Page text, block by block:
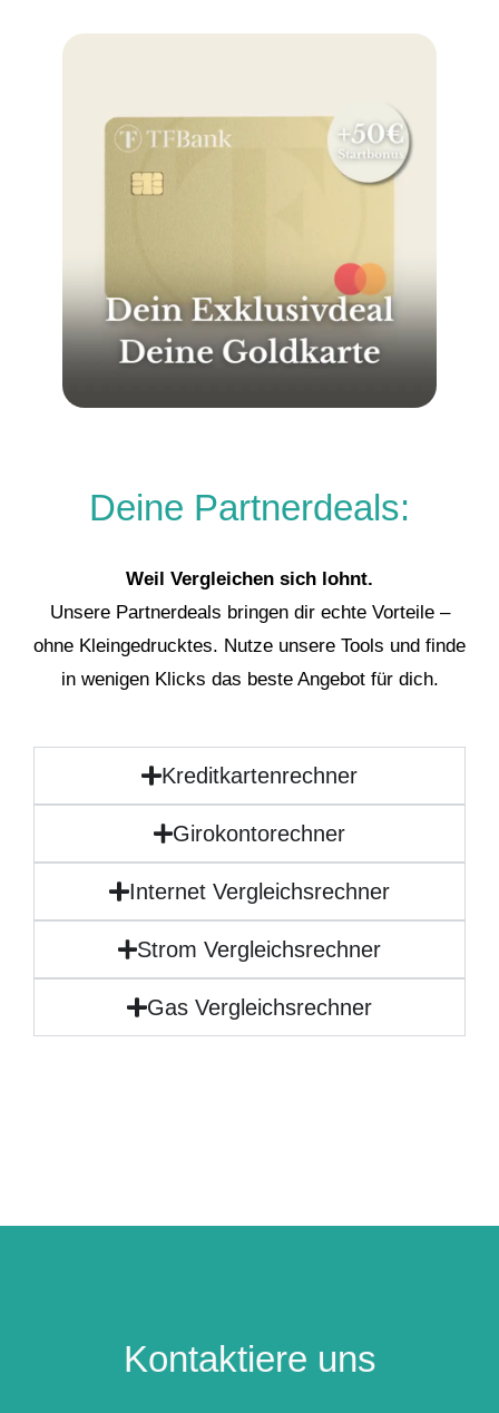
Deine Partnerdeals:
Weil Vergleichen sich lohnt.
Unsere Partnerdeals bringen dir echte Vorteile –
ohne Kleingedrucktes. Nutze unsere Tools und finde
in wenigen Klicks das beste Angebot für dich.
Kreditkartenrechner
Girokontorechner
Internet Vergleichsrechner
Strom Vergleichsrechner
Gas Vergleichsrechner
Kontaktiere uns